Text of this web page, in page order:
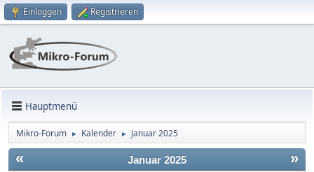
Einloggen Registrieren
Hauptmenü
Mikro-Forum ► Kalender ► Januar 2025
« »
Januar 2025